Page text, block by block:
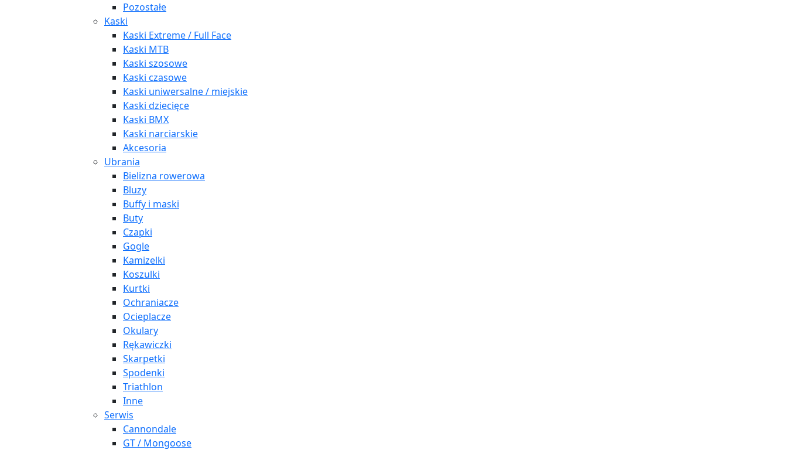
Pozostałe
Kaski
Kaski Extreme / Full Face
Kaski MTB
Kaski szosowe
Kaski czasowe
Kaski uniwersalne / miejskie
Kaski dziecięce
Kaski BMX
Kaski narciarskie
Akcesoria
Ubrania
Bielizna rowerowa
Bluzy
Buffy i maski
Buty
Czapki
Gogle
Kamizelki
Koszulki
Kurtki
Ochraniacze
Ocieplacze
Okulary
Rękawiczki
Skarpetki
Spodenki
Triathlon
Inne
Serwis
Cannondale
GT / Mongoose